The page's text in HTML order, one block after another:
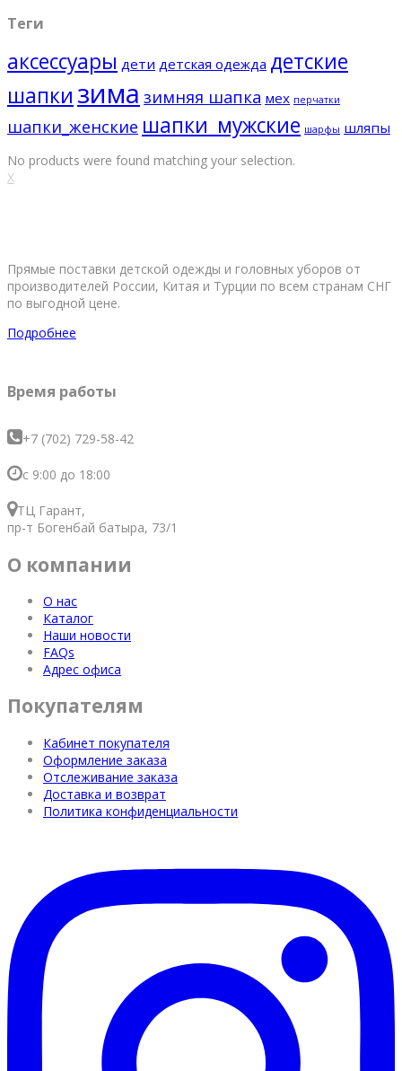
Теги
аксессуары дети детская одежда детские
шапки зима зимняя шапка мех перчатки
шапки_женские шапки_мужские шарфы шляпы
No products were found matching your selection.
X
Прямые поставки детской одежды и головных уборов от
производителей России, Китая и Турции по всем странам СНГ
по выгодной цене.
Подробнее
Время работы
+7 (702) 729-58-42
с 9:00 до 18:00
ТЦ Гарант,
пр-т Богенбай батыра, 73/1
О компании
О нас
Каталог
Наши новости
FAQs
Адрес офиса
Покупателям
Кабинет покупателя
Оформление заказа
Отслеживание заказа
Доставка и возврат
Политика конфиденциальности